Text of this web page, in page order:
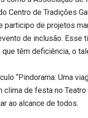
Centro de Tradições
participo de projetos
de inclusão. Esse
têm deficiência, o
“Pindorama: Uma
de festa no Teatro
ao alcance de todos.